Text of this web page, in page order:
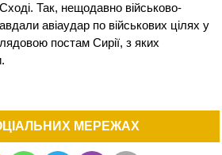
Так, нещодавно військово-
авіаудар по військових цілях у
постам Сирії, з яких
МЕРЕЖАХ